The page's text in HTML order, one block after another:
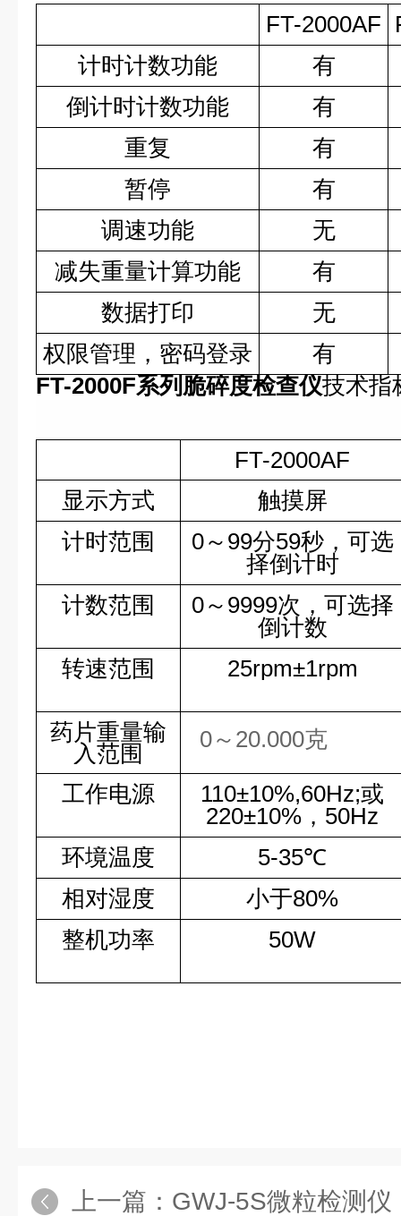
FT-2000AF
计时计数功能
有
倒计时计数功能
有
重复
有
暂停
有
调速功能
无
减失重量计算功能
有
数据打印
无
权限管理，密码登录
有
FT-2000F系列脆碎度检查仪技术
FT-2000AF
显示方式
触摸屏
计时范围
0～99分59秒，可选
择倒计时
计数范围
0～9999次，可选择
倒计数
转速范围
25rpm±1rpm
药片重量输
入范围
0～ 20.000克
工作电源 110±10%,60Hz;或
220±10%，50Hz
环境温度
5-35℃
相对湿度
小于80%
整机功率
50W
上一篇： GWJ-5S微粒检测仪